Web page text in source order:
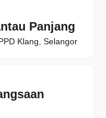
Panjang
Klang, Selangor